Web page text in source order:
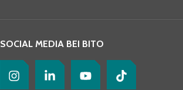
SOCIAL MEDIA BEI BITO